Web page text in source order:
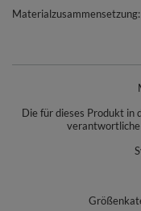
Die für dieses Produkt in